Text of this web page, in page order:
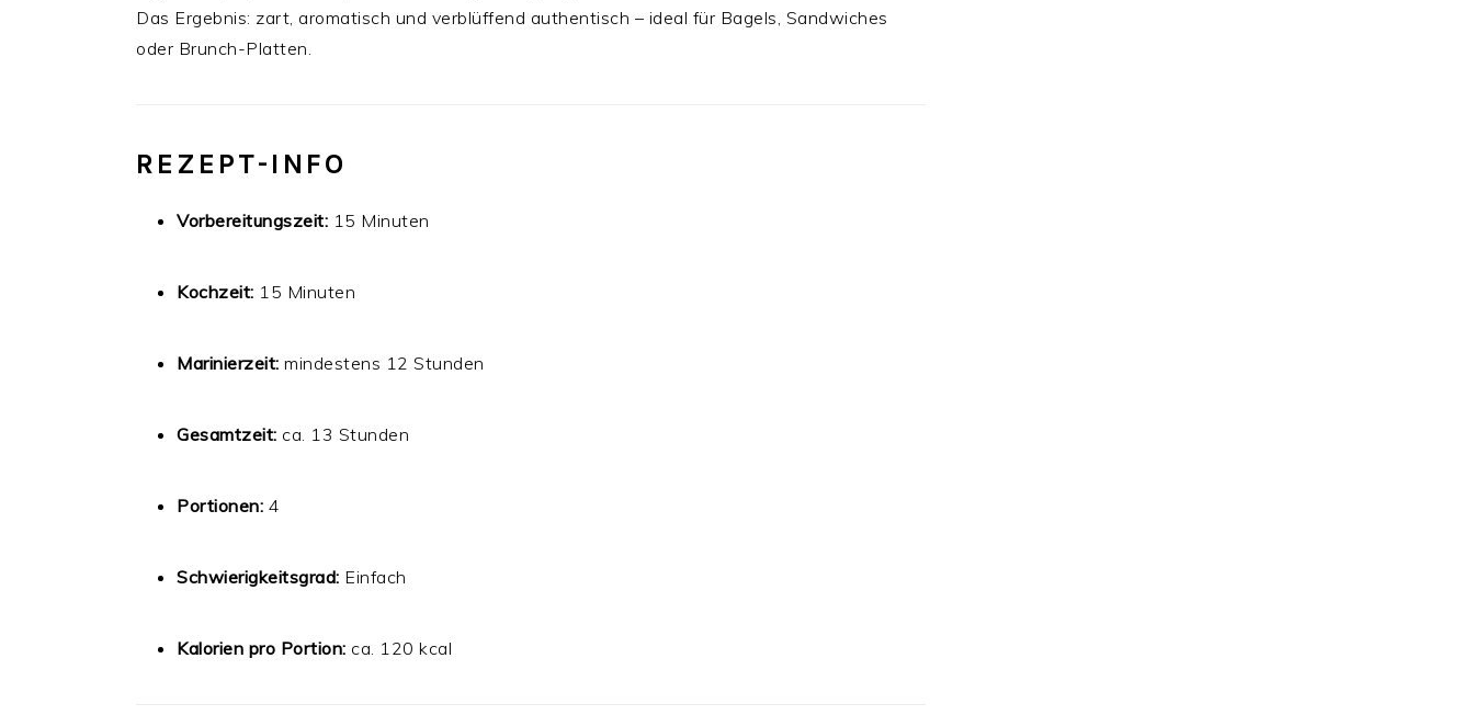
Das Ergebnis: zart, aromatisch und verblüffend authentisch – ideal für Bagels, Sandwiches
oder Brunch-Platten.
REZEPT-INFO
Vorbereitungszeit: 15 Minuten
Kochzeit: 15 Minuten
Marinierzeit: mindestens 12 Stunden
Gesamtzeit: ca. 13 Stunden
Portionen: 4
Schwierigkeitsgrad: Einfach
Kalorien pro Portion: ca. 120 kcal